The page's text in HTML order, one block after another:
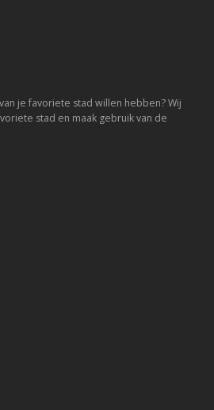
je favoriete stad willen hebben? Wij
stad en maak gebruik van de